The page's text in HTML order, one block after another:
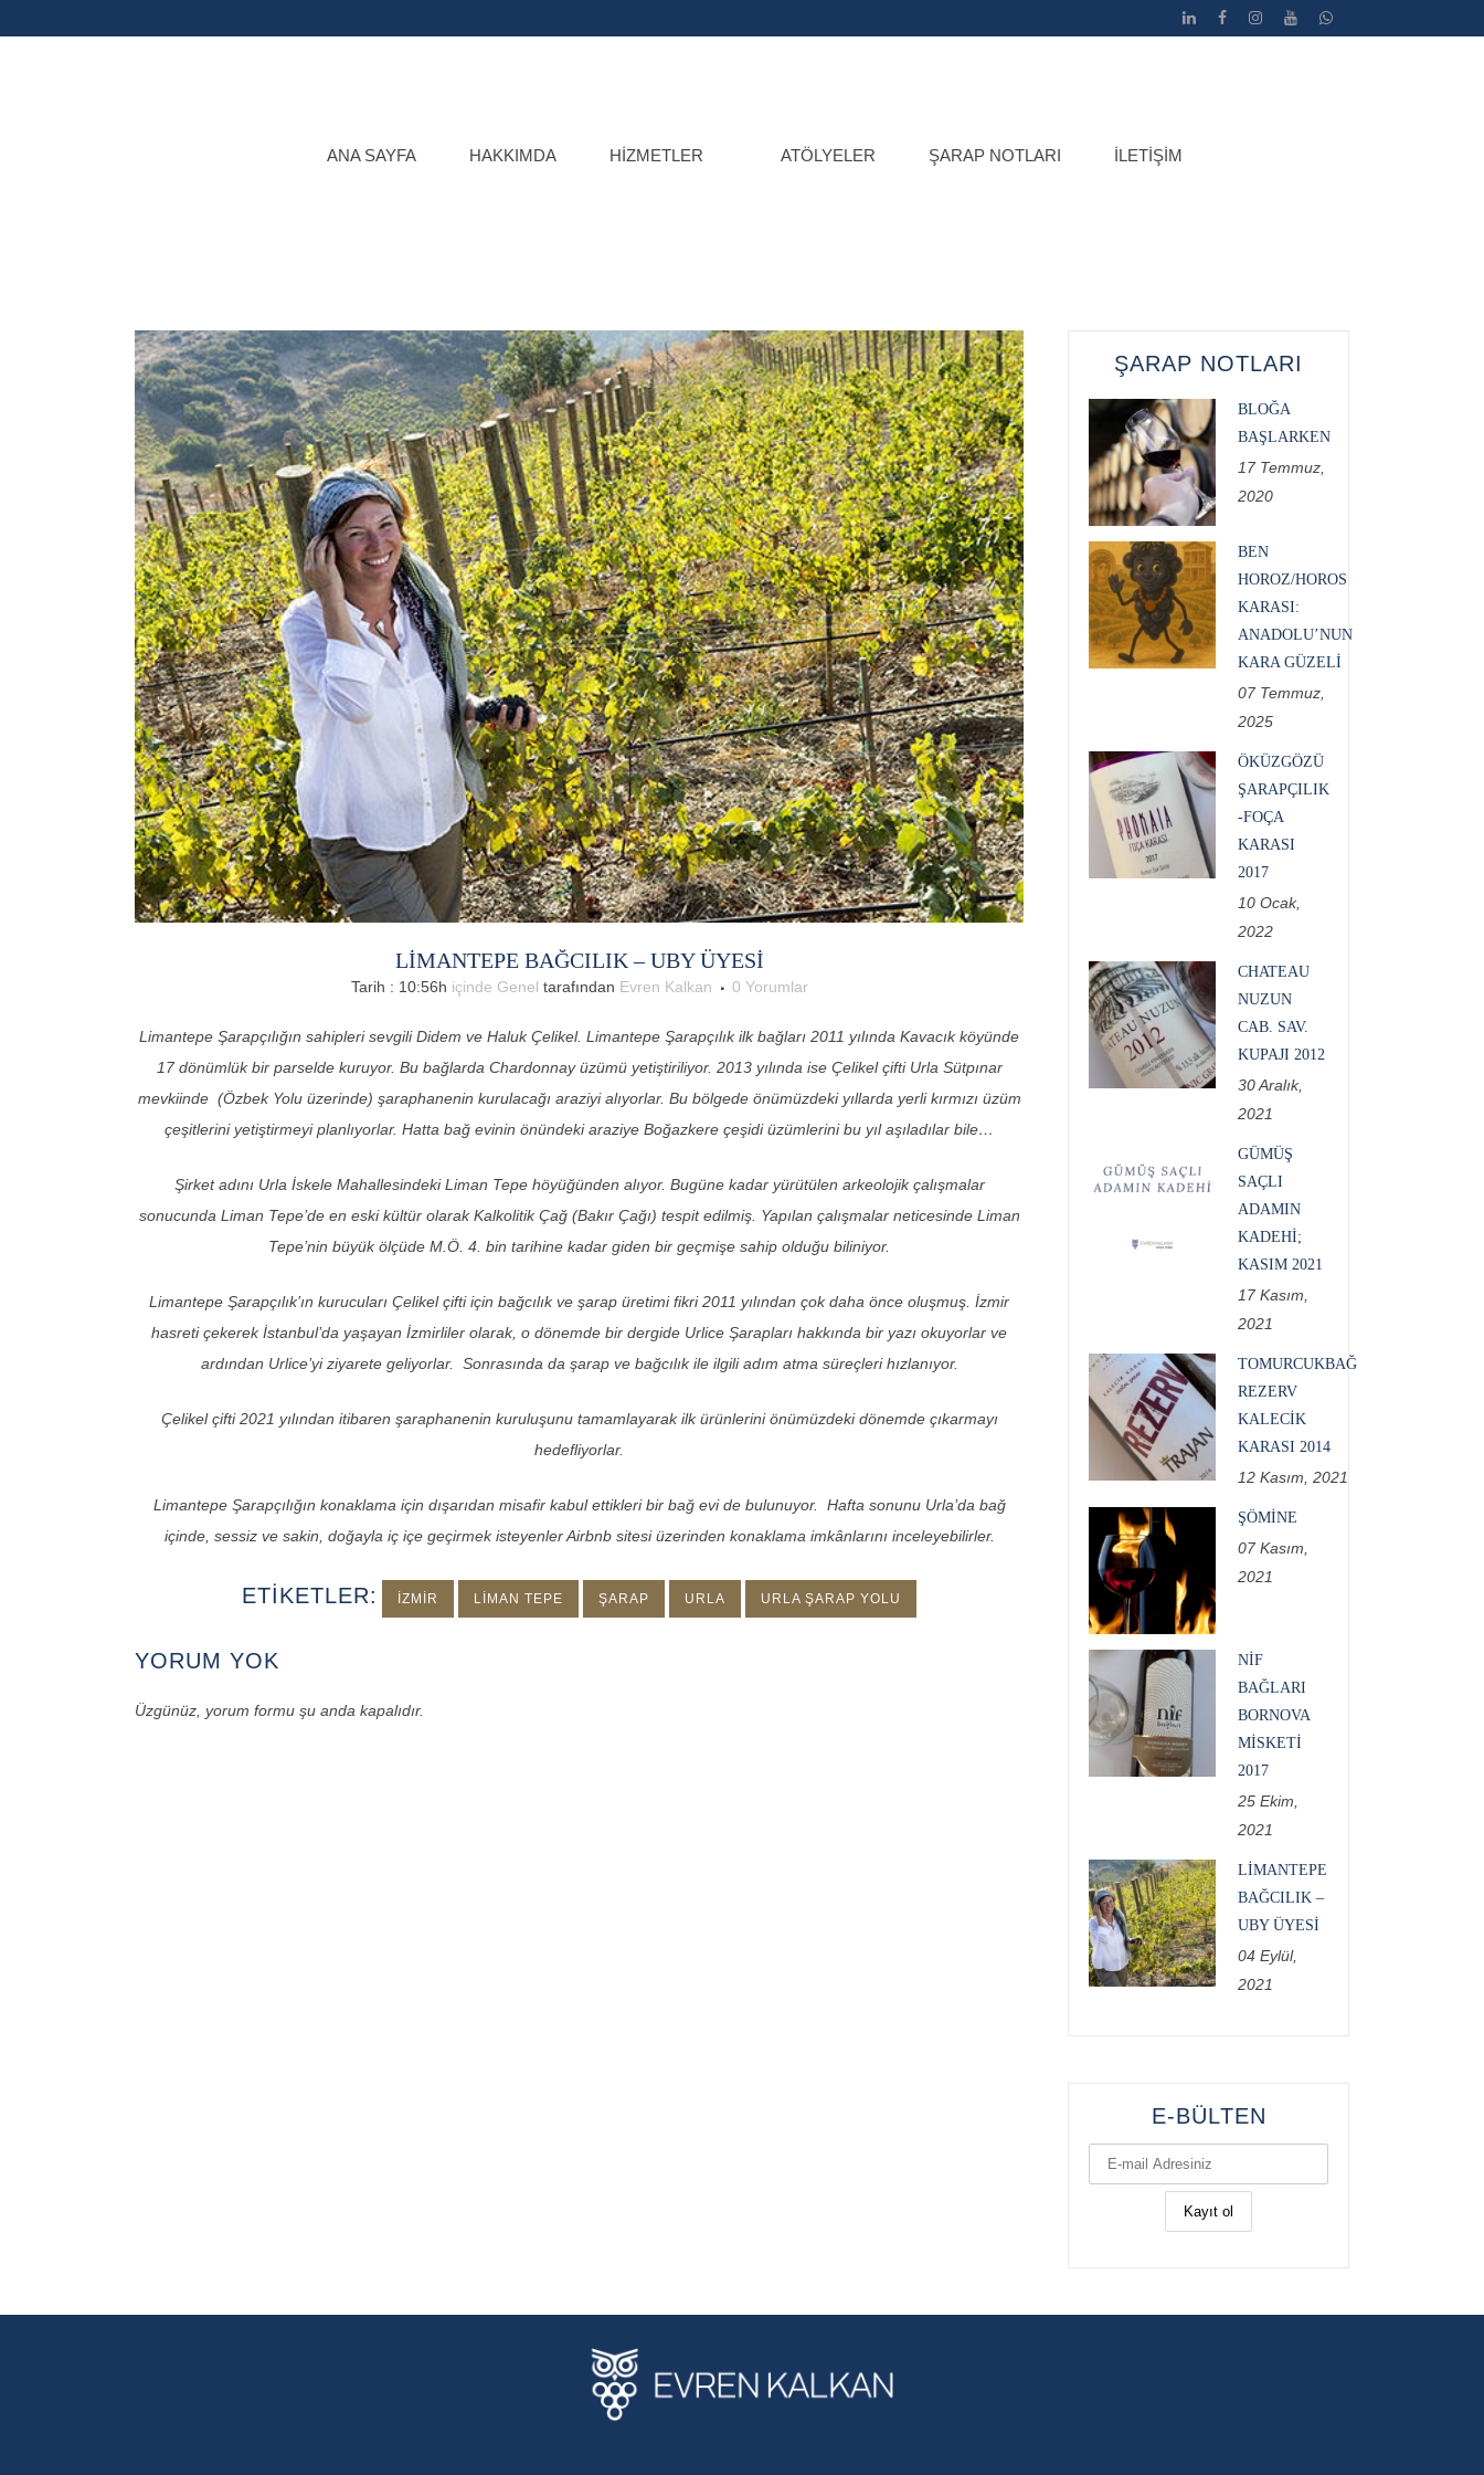
ANA SAYFA HAKKIMDA HIZMETLER ATÖLYELER ŞARAP NOTLARI İLETIŞIM
LİMANTEPE BAĞCILIK – UBY ÜYESİ
Tarih : 10:56h içinde Genel tarafından Evren Kalkan 0 Yorumlar
Limantepe Şarapçılığın sahipleri sevgili Didem ve Haluk Çelikel. Limantepe Şarapçılık ilk bağları 2011 yılında Kavacık köyünde
17 dönümlük bir parselde kuruyor. Bu bağlarda Chardonnay üzümü yetiştiriliyor. 2013 yılında ise Çelikel çifti Urla Sütpınar
mevkiinde (Özbek Yolu üzerinde) şaraphanenin kurulacağı araziyi alıyorlar. Bu bölgede önümüzdeki yıllarda yerli kırmızı üzüm
çeşitlerini yetiştirmeyi planlıyorlar. Hatta bağ evinin önündeki araziye Boğazkere çeşidi üzümlerini bu yıl aşıladılar bile…
Şirket adını Urla İskele Mahallesindeki Liman Tepe höyüğünden alıyor. Bugüne kadar yürütülen arkeolojik çalışmalar
sonucunda Liman Tepe’de en eski kültür olarak Kalkolitik Çağ (Bakır Çağı) tespit edilmiş. Yapılan çalışmalar neticesinde Liman
Tepe’nin büyük ölçüde M.Ö. 4. bin tarihine kadar giden bir geçmişe sahip olduğu biliniyor.
Limantepe Şarapçılık’ın kurucuları Çelikel çifti için bağcılık ve şarap üretimi fikri 2011 yılından çok daha önce oluşmuş. İzmir
hasreti çekerek İstanbul’da yaşayan İzmirliler olarak, o dönemde bir dergide Urlice Şarapları hakkında bir yazı okuyorlar ve
ardından Urlice’yi ziyarete geliyorlar. Sonrasında da şarap ve bağcılık ile ilgili adım atma süreçleri hızlanıyor.
Çelikel çifti 2021 yılından itibaren şaraphanenin kuruluşunu tamamlayarak ilk ürünlerini önümüzdeki dönemde çıkarmayı
hedefliyorlar.
Limantepe Şarapçılığın konaklama için dışarıdan misafir kabul ettikleri bir bağ evi de bulunuyor. Hafta sonunu Urla’da bağ
içinde, sessiz ve sakin, doğayla iç içe geçirmek isteyenler Airbnb sitesi üzerinden konaklama imkânlarını inceleyebilirler.
ETIKETLER: İZMIR LIMAN TEPE ŞARAP URLA URLA ŞARAP YOLU
YORUM YOK
Üzgünüz, yorum formu şu anda kapalıdır.
ŞARAP NOTLARI
BLOĞA
BAŞLARKEN
17 Temmuz,
2020
BEN
HOROZ/HOROS
KARASI:
ANADOLU’NUN
KARA GÜZELI
07 Temmuz,
2025
ÖKÜZGÖZÜ
ŞARAPÇILIK
-FOÇA
KARASI
2017
10 Ocak,
2022
CHATEAU
NUZUN
CAB. SAV.
KUPAJI 2012
30 Aralık,
2021
GÜMÜŞ
SAÇLI
ADAMIN
KADEHI;
KASIM 2021
17 Kasım,
2021
TOMURCUKBAĞ
REZERV
KALECIK
KARASI 2014
12 Kasım, 2021
ŞÖMINE
07 Kasım,
2021
NIF
BAĞLARI
BORNOVA
MISKETI
2017
25 Ekim,
2021
LİMANTEPE
BAĞCILIK –
UBY ÜYESİ
04 Eylül,
2021
E-BÜLTEN